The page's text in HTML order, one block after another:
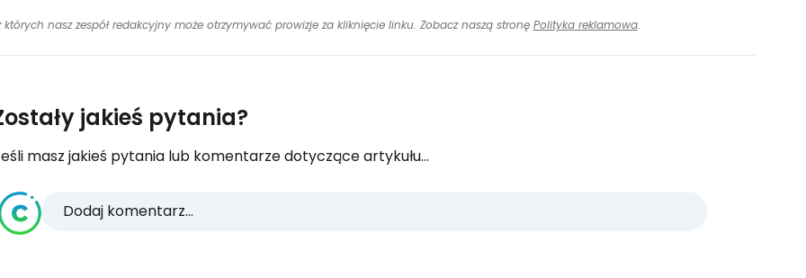
nasz zespół redakcyjny może otrzymywać prowizje za kliknięcie linku. Zobacz naszą stronę Polityka reklamowa.
jakieś pytania?
masz jakieś pytania lub komentarze dotyczące artykułu...
Dodaj komentarz...